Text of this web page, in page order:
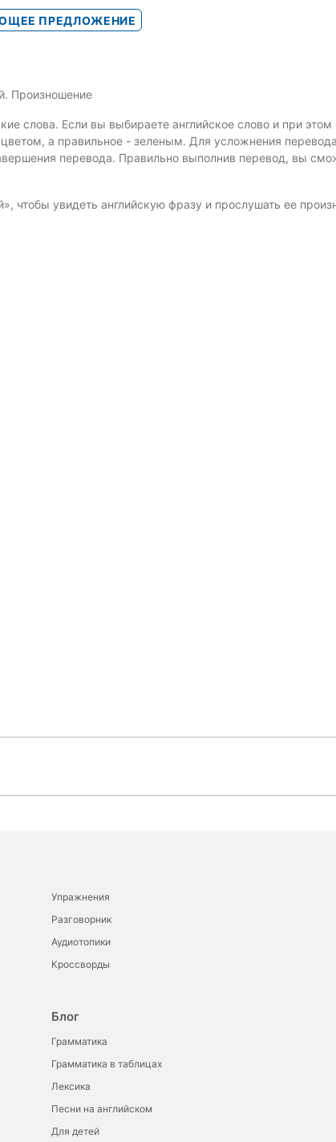
ПРЕДЛОЖЕНИЕ
Произношение
слова. Если вы выбираете английское слово и при
а правильное - зеленым. Для усложнения
перевода. Правильно выполнив перевод, вы
чтобы увидеть английскую фразу и прослушать ее
Упражнения
Разговорник
Аудиотопики
Кроссворды
Блог
Грамматика
Грамматика в таблицах
Лексика
Песни на английском
Для детей